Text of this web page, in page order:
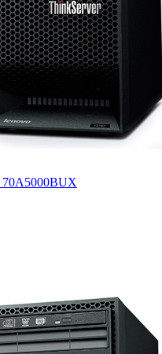
70A5000BUX